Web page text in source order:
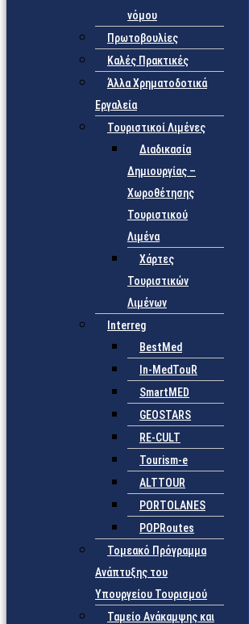
νόμου
Πρωτοβουλίες
Καλές Πρακτικές
Άλλα Χρηματοδοτικά
Εργαλεία
Τουριστικοί Λιμένες
Διαδικασία
Δημιουργίας –
Χωροθέτησης
Τουριστικού
Λιμένα
Χάρτες
Τουριστικών
Λιμένων
Interreg
BestMed
In-MedTouR
SmartMED
GEOSTARS
RE-CULT
Tourism-e
ALTTOUR
PORTOLANES
POPRoutes
Τομεακό Πρόγραμμα
Ανάπτυξης του
Υπουργείου Τουρισμού
Ταμείο Ανάκαμψης και